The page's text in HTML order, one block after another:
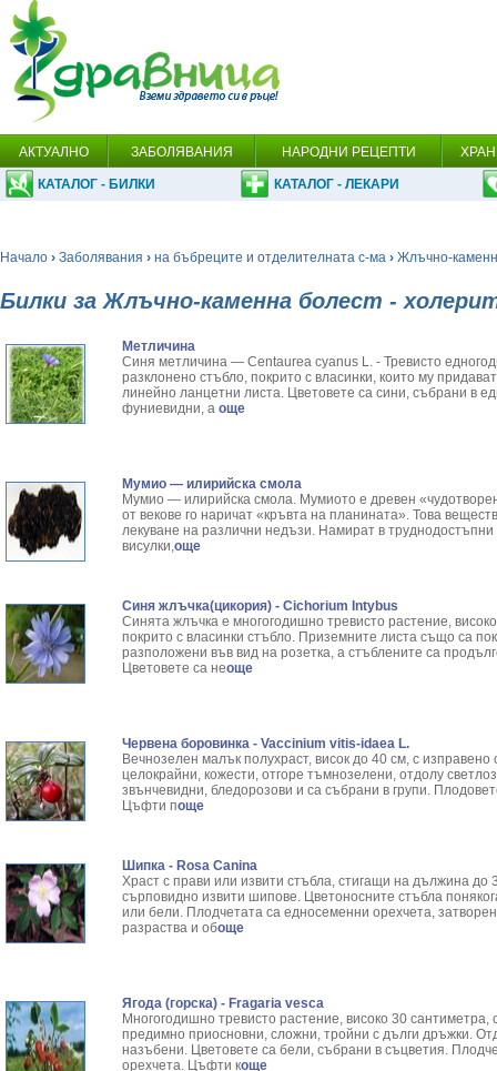
АКТУАЛНО ЗАБОЛЯВАНИЯ НАРОДНИ РЕЦЕПТИ
КАТАЛОГ - БИЛКИ КАТАЛОГ - ЛЕКАРИ
Начало › Заболявания › на бъбреците и отделителната с-ма › Жлъчно-
Билки за Жлъчно-каменна болест -
Метличина
Синя метличина — Centaurea суanus L. - Тревисто
разклонено стъбло, покрито с власинки, които му
линейно ланцетни листа. Цветовете са сини, събрани в
фуниевидни, а още
Мумио — илирийска смола
Мумио — илирийска смола. Мумиото е древен
от векове го наричат «кръвта на планината». Това
лекуване на различни недъзи. Намират в
висулки,още
Синя жлъчка(цикория) - Cichorium Intybus
Синята жлъчка е многогодишно тревисто растение,
покрито с власинки стъбло. Приземните листа също са
разположени във вид на розетка, а стъблените са
Цветовете са неоще
Червена боровинка - Vaccinium vitis-idaea L.
Вечнозелен малък полухраст, висок до 40 см, с
целокрайни, кожести, отгоре тъмнозелени, отдолу
звънчевидни, бледорозови и са събрани в групи.
Цъфти поще
Шипка - Rosa Canina
Храст с прави или извити стъбла, стигащи на дължина до
сърповидно извити шипове. Цветоносните стъбла
или бели. Плодчетата са едносеменни орехчета,
разраства и обоще
Ягода (горска) - Fragaria vesca
Многогодишно тревисто растение, високо 30
предимно приосновни, сложни, тройни с дълги дръжки.
назъбени. Цветовете са бели, събрани в съцветия.
орехчета. Цъфти коще